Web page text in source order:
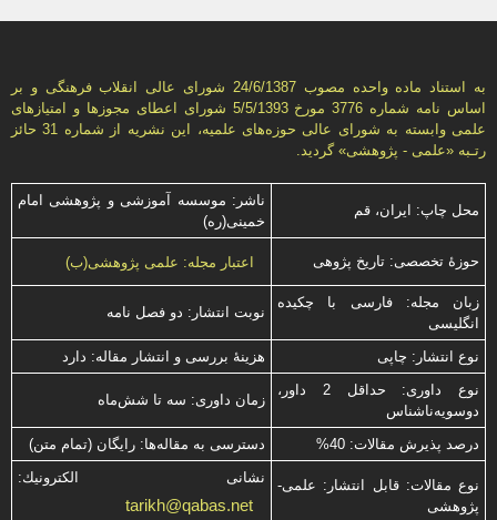
به استناد ماده واحده مصوب 24/6/1387 شورای عالی انقلاب فرهنگی و بر
اساس نامه شماره 3776 مورخ 5/5/1393 شورای اعطای مجوزها و امتيازهای
علمی وابسته به شورای عالی حوزه‌های علميه، اين نشريه از شماره 31 حائز
رتـبه «علمی - پژوهشی» گرديد.
محل چاپ: ایران، قم
ناشر: موسسه آموزشی و پژوهشی امام
خمینی(ره)
حوزۀ تخصصی: تاریخ پژوهی اعتبار مجله: علمی پژوهشی(ب)
زبان مجله: فارسی با چكیده
انگلیسی
نوبت انتشار: دو فصل نامه
نوع انتشار: چاپی
هزینۀ بررسی و انتشار مقاله: دارد
نوع داوری: حداقل 2 داور،
دوسویه‌ناشناس
زمان داوری: سه تا شش‌ماه
درصد پذیرش مقالات: 40% دسترسی به مقاله‌ها: رایگان (تمام متن)
نوع مقالات: قابل انتشار: علمی-
پژوهشی
نشانی الكترونیك:
tarikh@qabas.net